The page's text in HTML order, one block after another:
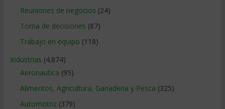
Reuniones de negocios (24)
Toma de decisiones (87)
Trabajo en equipo (118)
Industrias (4.874)
Aeronautica (95)
Alimentos, Agricultura, Ganaderia y Pesca (325)
Automotriz(379)